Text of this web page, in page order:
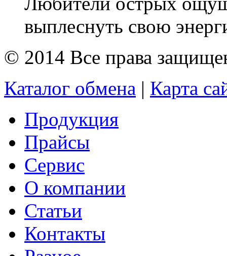
выплеснуть свою
© 2014 Все права
Каталог обмена | Карта
Продукция
Прайсы
Сервис
О компании
Статьи
Контакты